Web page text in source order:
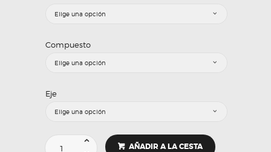
Compuesto
Eje
PASTILLAS
AÑADIR A LA CESTA